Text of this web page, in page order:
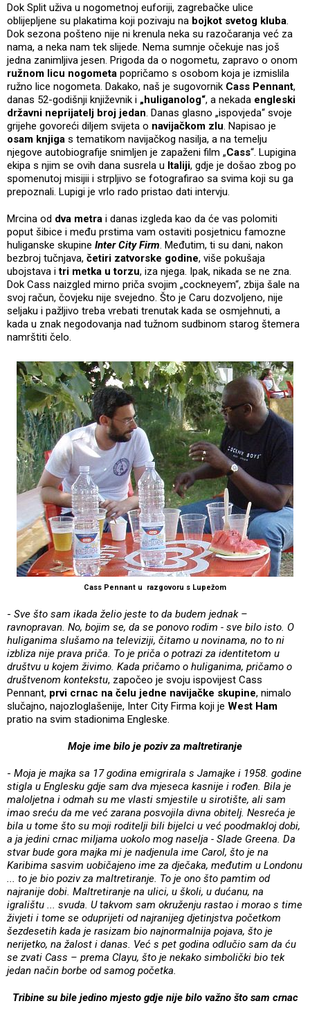
Dok Split uživa u nogometnoj euforiji, zagrebačke ulice
oblijepljene su plakatima koji pozivaju na bojkot svetog kluba.
Dok sezona pošteno nije ni krenula neka su razočaranja već za
nama, a neka nam tek slijede. Nema sumnje očekuje nas još
jedna zanimljiva jesen. Prigoda da o nogometu, zapravo o onom
ružnom licu nogometa popričamo s osobom koja je izmislila
ružno lice nogometa. Dakako, naš je sugovornik Cass Pennant,
danas 52-godišnji književnik i „huliganolog“, a nekada engleski
državni neprijatelj broj jedan. Danas glasno „ispovjeda“ svoje
grijehe govoreći diljem svijeta o navijačkom zlu. Napisao je
osam knjiga s tematikom navijačkog nasilja, a na temelju
njegove autobiografije snimljen je zapaženi film „Cass“. Lupigina
ekipa s njim se ovih dana susrela u Italiji, gdje je došao zbog po
spomenutoj misijii i strpljivo se fotografirao sa svima koji su ga
prepoznali. Lupigi je vrlo rado pristao dati intervju.
Mrcina od dva metra i danas izgleda kao da će vas polomiti
poput šibice i među prstima vam ostaviti posjetnicu famozne
huliganske skupine Inter City Firm. Međutim, ti su dani, nakon
bezbroj tučnjava, četiri zatvorske godine, više pokušaja
ubojstava itri metka u torzu, iza njega. Ipak, nikada se ne zna.
Dok Cass naizgled mirno priča svojim „cockneyem“, zbija šale na
svoj račun, čovjeku nije svejedno. Što je Caru dozvoljeno, nije
seljaku i pažljivo treba vrebati trenutak kada se osmjehnuti, a
kada u znak negodovanja nad tužnom sudbinom starog štemera
namrštiti čelo.
Cass Pennant u razgovoru s Lupežom
- Sve što sam ikada želio jeste to da budem jednak –
ravnopravan. No, bojim se, da se ponovo rodim - sve bilo isto. O
huliganima slušamo na televiziji, čitamo u novinama, no to ni
izbliza nije prava priča. To je priča o potrazi za identitetom u
društvu u kojem živimo. Kada pričamo o huliganima, pričamo o
društvenom kontekstu, započeo je svoju ispovijest Cass
Pennant, prvi crnac na čelu jedne navijačke skupine, nimalo
slučajno, najozloglašenije, Inter City Firma koji je West Ham
pratio na svim stadionima Engleske.
Moje ime bilo je poziv za maltretiranje
- Moja je majka sa 17 godina emigrirala s Jamajke i 1958. godine
stigla u Englesku gdje sam dva mjeseca kasnije i rođen. Bila je
maloljetna i odmah su me vlasti smjestile u sirotište, ali sam
imao sreću da me već zarana posvojila divna obitelj. Nesreća je
bila u tome što su moji roditelji bili bijelci u već poodmakloj dobi,
a ja jedini crnac miljama uokolo mog naselja - Slade Greena. Da
stvar bude gora majka mi je nadjenula ime Carol, što je na
Karibima sasvim uobičajeno ime za dječaka, međutim u Londonu
... to je bio poziv za maltretiranje. To je ono što pamtim od
najranije dobi. Maltretiranje na ulici, u školi, u dućanu, na
igralištu ... svuda. U takvom sam okruženju rastao i morao s time
živjeti i tome se oduprijeti od najranijeg djetinjstva početkom
šezdesetih kada je rasizam bio najnormalnija pojava, što je
nerijetko, na žalost i danas. Već s pet godina odlučio sam da ću
se zvati Cass – prema Clayu, što je nekako simbolički bio tek
jedan način borbe od samog početka.
Tribine su bile jedino mjesto gdje nije bilo važno što sam crnac